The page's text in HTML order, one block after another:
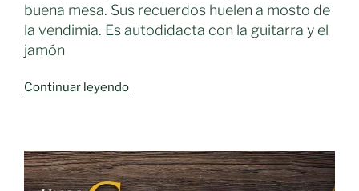
buena mesa. Sus recuerdos huelen a mosto de
la vendimia. Es autodidacta con la guitarra y el
jamón
Continuar leyendo«En
memoria
olfativa